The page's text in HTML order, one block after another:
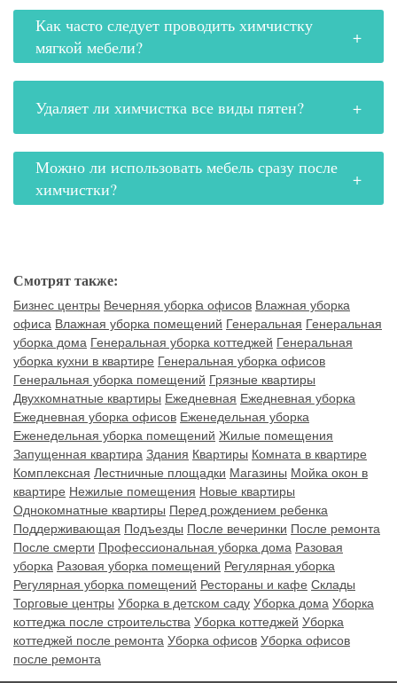
Как часто следует проводить химчистку
мягкой мебели?
Удаляет ли химчистка все виды пятен?
Можно ли использовать мебель сразу после
химчистки?
Смотрят также:
Бизнес центры Вечерняя уборка офисов Влажная уборка
офиса Влажная уборка помещений Генеральная Генеральная
уборка дома Генеральная уборка коттеджей Генеральная
уборка кухни в квартире Генеральная уборка офисов
Генеральная уборка помещений Грязные квартиры
Двухкомнатные квартиры Ежедневная Ежедневная уборка
Ежедневная уборка офисов Еженедельная уборка
Еженедельная уборка помещений Жилые помещения
Запущенная квартира Здания Квартиры Комната в квартире
Комплексная Лестничные площадки Магазины Мойка окон в
квартире Нежилые помещения Новые квартиры
Однокомнатные квартиры Перед рождением ребенка
Поддерживающая Подъезды После вечеринки После ремонта
После смерти Профессиональная уборка дома Разовая
уборка Разовая уборка помещений Регулярная уборка
Регулярная уборка помещений Рестораны и кафе Склады
Торговые центры Уборка в детском саду Уборка дома Уборка
коттеджа после строительства Уборка коттеджей Уборка
коттеджей после ремонта Уборка офисов Уборка офисов
после ремонта